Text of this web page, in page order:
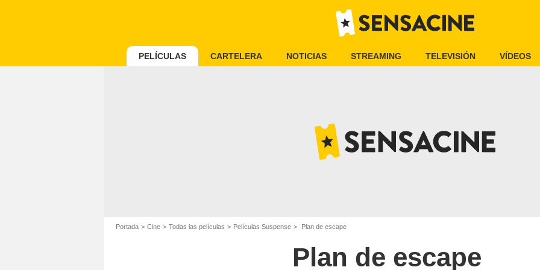
PELÍCULAS CARTELERA NOTICIAS STREAMING TELEVISIÓN VÍDEOS
Portada Cine Todas las películas Películas Suspense Plan de escape
Plan de escape